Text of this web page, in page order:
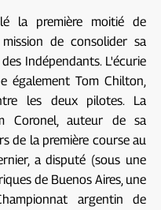
la première moitié de
de consolider sa
Indépendants. L'écurie
également Tom Chilton,
les deux pilotes. La
Coronel, auteur de sa
de la première course au
a disputé (sous une
de Buenos Aires, une
argentin de